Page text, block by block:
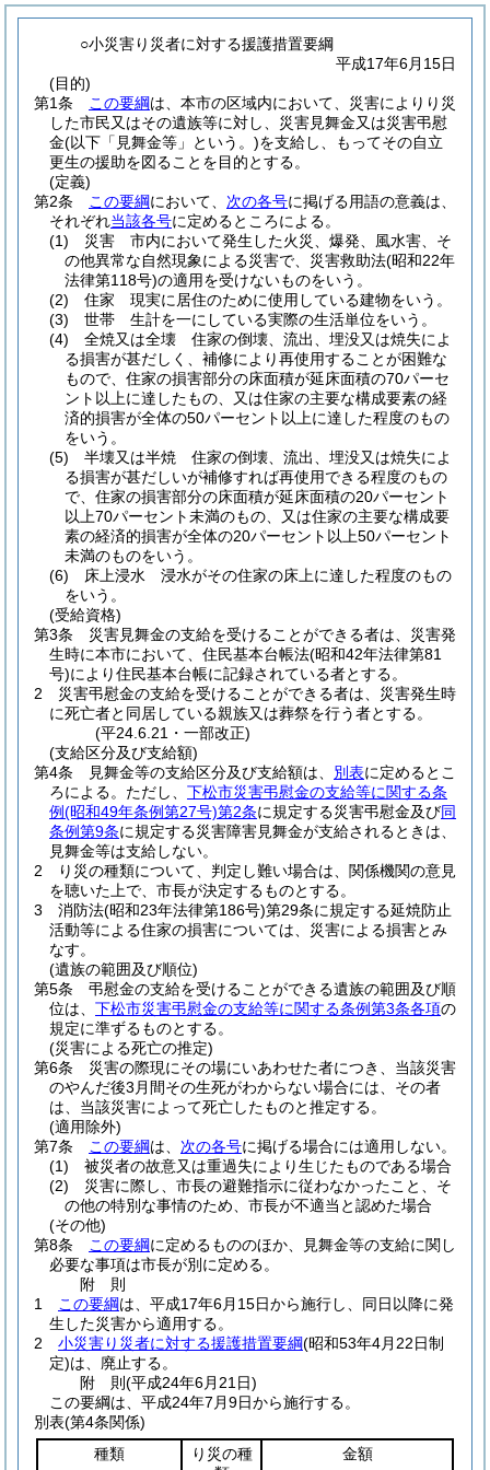
○小災害り災者に対する援護措置要綱
平成17年6月15日
(目的)
第1条
この要綱は、本市の区域内において、災害によりり災
した市民又はその遺族等に対し、災害見舞金又は災害弔慰
金(以下「見舞金等」という。)を支給し、もってその自立
更生の援助を図ることを目的とする。
(定義)
第2条
この要綱において、 次の各号に掲げる用語の意義は、
それぞれ当該各号に定めるところによる。
(1)
災害 市内において発生した火災、爆発、風水害、そ
の他異常な自然現象による災害で、災害救助法(昭和22年
法律第118号)の適用を受けないものをいう。
(2)
住家 現実に居住のために使用している建物をいう。
(3)
世帯 生計を一にしている実際の生活単位をいう。
(4)
全焼又は全壊 住家の倒壊、流出、埋没又は焼失によ
る損害が甚だしく、補修により再使用することが困難な
もので、住家の損害部分の床面積が延床面積の70パーセ
ント以上に達したもの、又は住家の主要な構成要素の経
済的損害が全体の50パーセント以上に達した程度のもの
をいう。
(5)
半壊又は半焼 住家の倒壊、流出、埋没又は焼失によ
る損害が甚だしいが補修すれば再使用できる程度のもの
で、住家の損害部分の床面積が延床面積の20パーセント
以上70パーセント未満のもの、又は住家の主要な構成要
素の経済的損害が全体の20パーセント以上50パーセント
未満のものをいう。
(6)
床上浸水 浸水がその住家の床上に達した程度のもの
をいう。
(受給資格)
第3条
災害見舞金の支給を受けることができる者は、災害発
生時に本市において、住民基本台帳法(昭和42年法律第81
号)により住民基本台帳に記録されている者とする。
2
災害弔慰金の支給を受けることができる者は、災害発生時
に死亡者と同居している親族又は葬祭を行う者とする。
(平24.6.21・一部改正)
(支給区分及び支給額)
第4条
見舞金等の支給区分及び支給額は、 別表に定めるとこ
ろによる。 ただし、 下松市災害弔慰金の支給等に関する条
例(昭和49年条例第27号)第2条に規定する災害弔慰金及び同
条例第9条に規定する災害障害見舞金が支給されるときは、
見舞金等は支給しない。
2
り災の種類について、判定し難い場合は、関係機関の意見
を聴いた上で、市長が決定するものとする。
3
消防法(昭和23年法律第186号)第29条に規定する延焼防止
活動等による住家の損害については、災害による損害とみ
なす。
(遺族の範囲及び順位)
第5条
弔慰金の支給を受けることができる遺族の範囲及び順
位は、 下松市災害弔慰金の支給等に関する条例第3条各項の
規定に準ずるものとする。
(災害による死亡の推定)
第6条
災害の際現にその場にいあわせた者につき、当該災害
のやんだ後3月間その生死がわからない場合には、その者
は、当該災害によって死亡したものと推定する。
(適用除外)
第7条
この要綱は、 次の各号に掲げる場合には適用しない。
(1)
被災者の故意又は重過失により生じたものである場合
(2)
災害に際し、市長の避難指示に従わなかったこと、そ
の他の特別な事情のため、市長が不適当と認めた場合
(その他)
第8条
この要綱に定めるもののほか、見舞金等の支給に関し
必要な事項は市長が別に定める。
附 則
1
この要綱は、平成17年6月15日から施行し、同日以降に発
生した災害から適用する。
2
小災害り災者に対する援護措置要綱(昭和53年4月22日制
定)は、廃止する。
附 則(平成24年6月21日)
この要綱は、平成24年7月9日から施行する。
別表(第4条関係)
種類
り災の種
金額